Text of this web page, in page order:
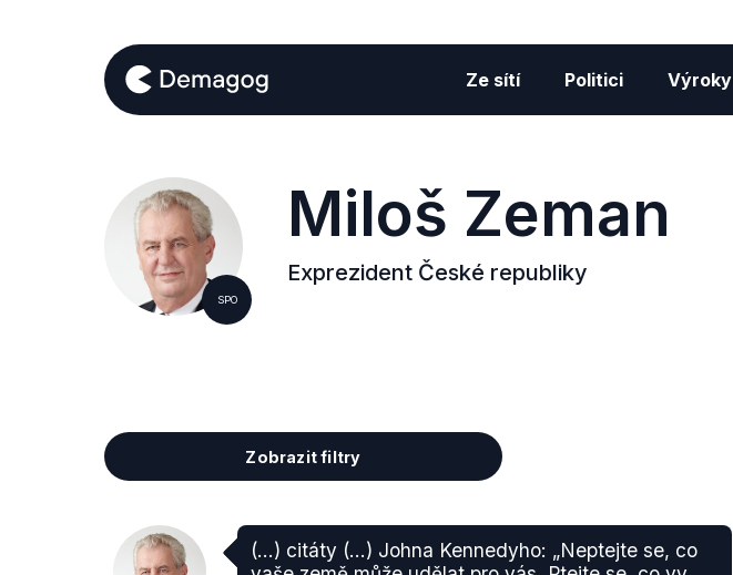
Ze sítí Politici Výroky
SPO
Miloš Zeman
Exprezident České republiky
Zobrazit filtry
(...) citáty (...) Johna Kennedyho: „Neptejte se, co